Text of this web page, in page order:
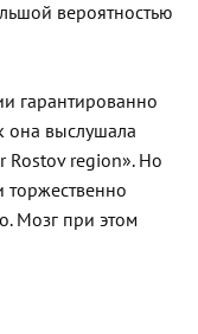
вероятностью
гарантированно
она выслушала
Rostov region». Но
торжественно
Мозг при этом